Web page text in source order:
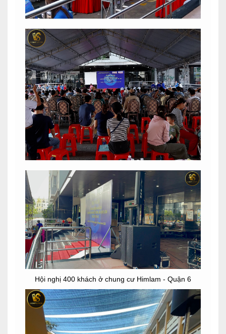
Hội nghị 400 khách ở chung cư Himlam - Quận 6